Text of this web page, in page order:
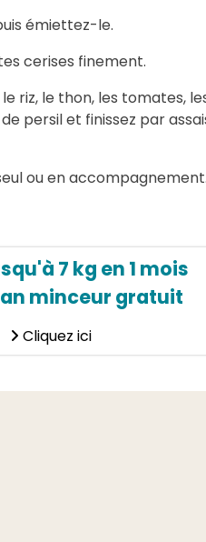
émiettez-le.
cerises finement.
riz, le thon, les tomates,
persil et finissez par
ou en accompagnement.
7 kg en 1 mois
minceur gratuit
Cliquez ici